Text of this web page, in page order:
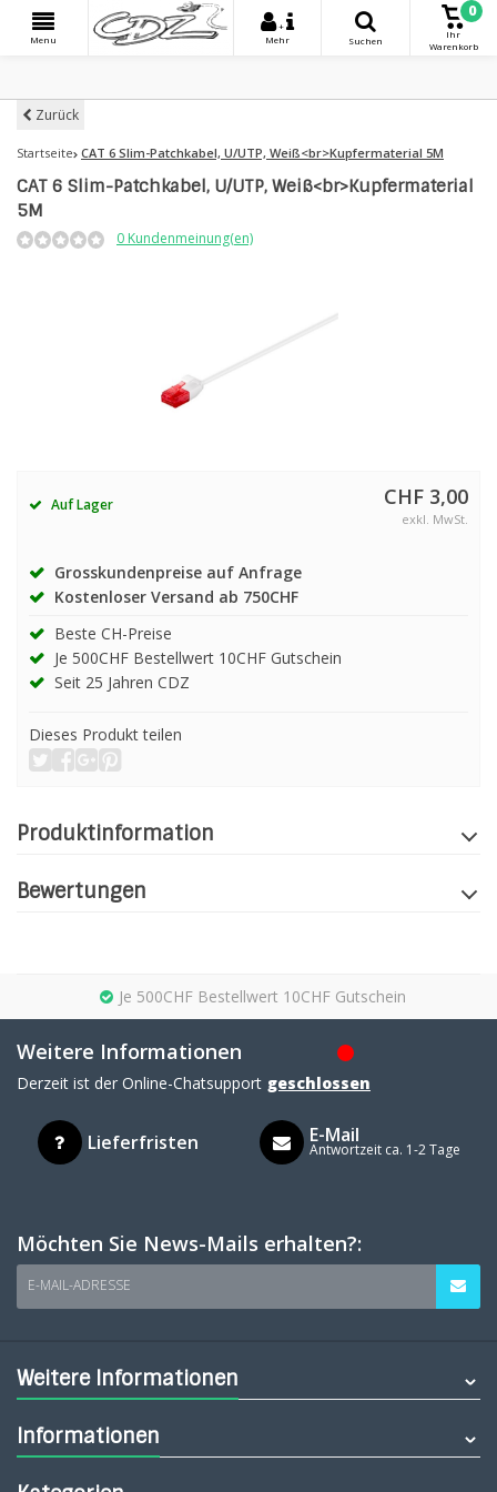
Menu
+
Mehr
Suchen
0
Ihr
Warenkorb
Zurück
Startseite CAT 6 Slim-Patchkabel, U/UTP, Weiß<br>Kupfermaterial 5M
CAT 6 Slim-Patchkabel, U/UTP, Weiß<br>Kupfermaterial
5M
0 Kundenmeinung(en)
Auf Lager CHF 3,00
exkl. MwSt.
Grosskundenpreise auf Anfrage
Kostenloser Versand ab 750CHF
Beste CH-Preise
Je 500CHF Bestellwert 10CHF Gutschein
Seit 25 Jahren CDZ
Dieses Produkt teilen
Produktinformation
Bewertungen
Je 500CHF Bestellwert 10CHF Gutschein
Weitere Informationen
Derzeit ist der Online-Chatsupport geschlossen
Lieferfristen E-Mail
Antwortzeit ca. 1-2 Tage
Möchten Sie News-Mails erhalten?:
E-MAIL-ADRESSE
Weitere Informationen
Informationen